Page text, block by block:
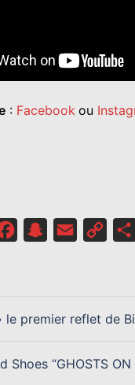
: Facebook ou
FacebookSnapchat
Email
Copy
le premier reflet de
Shoes “GHOSTS ON